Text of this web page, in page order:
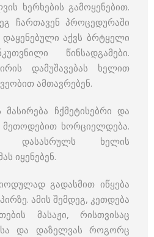
ხერხების გამოყენებით.
ჩართავენ პროცედურაში
აქვს ბრტყელი
წინსადგამები.
დამუშავებას ხელით
ამთავრებენ.
მასირება ჩქმეტისებრი და
მეთოდებით ხორციელდება.
დასასრულს ხელის
იყენებენ.
გადასმით იწყება
ამის შემდეგ, კეთდება
მასაჟი, რისთვისაც
და დაზელვას როგორც